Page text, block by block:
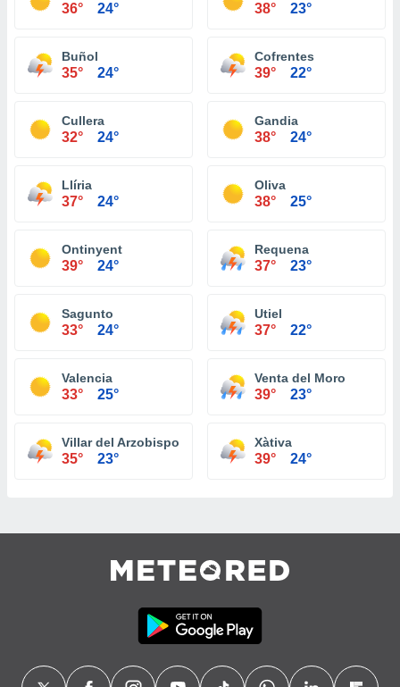
36° 24° 38° 23°
Buñol
35° 24°
Cofrentes
39° 22°
Cullera
32° 24°
Gandia
38° 24°
Llíria
37° 24°
Oliva
38° 25°
Ontinyent
39° 24°
Requena
37° 23°
Sagunto
33° 24°
Utiel
37° 22°
Valencia
33° 25°
Venta del Moro
39° 23°
Villar del Arzobispo
35° 23°
Xàtiva
39° 24°